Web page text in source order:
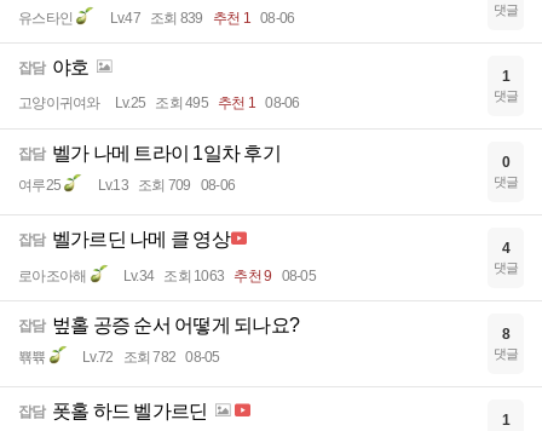
유스타인 Lv.47 조회 839 추천 1 08-06 댓글
잡담 야호
고양이귀여와 Lv.25 조회 495 추천 1 08-06
1
댓글
잡담 벨가 나메 트라이 1일차 후기
여루25 Lv.13 조회 709 08-06
0
댓글
잡담 벨가르딘 나메 클 영상
로아조아해 Lv.34 조회 1063 추천 9 08-05
4
댓글
잡담 벞홀 공증 순서 어떻게 되나요?
뾲쀾 Lv.72 조회 782 08-05
8
댓글
잡담 폿홀 하드 벨가르딘 1